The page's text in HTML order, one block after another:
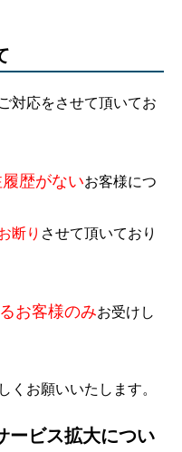
対応をさせて頂いてお
歴がないお客様につ
断り させて頂いており
お客様のみお受けし
くお願いいたします。
ービス拡大につい